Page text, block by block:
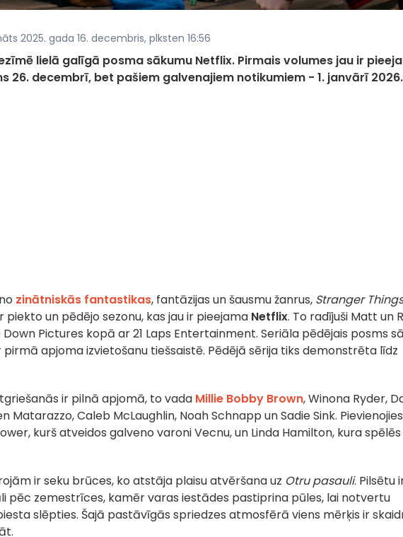
2025. gada 16. decembris, plksten 16:56
lielā galīgā posma sākumu Netflix. Pirmais volumes jau ir
26. decembrī, bet pašiem galvenajiem notikumiem - 1. janvārī 2026.
zinātniskās fantastikas, fantāzijas un šausmu žanrus, Stranger Things
piekto un pēdējo sezonu, kas jau ir pieejama Netflix. To radījuši Matt un
Pictures kopā ar 21 Laps Entertainment. Seriāla pēdējais posms
apjoma izvietošanu tiešsaistē. Pēdējā sērija tiks demonstrēta līdz
ir pilnā apjomā, to vada Millie Bobby Brown, Winona Ryder,
Matarazzo, Caleb McLaughlin, Noah Schnapp un Sadie Sink. Pievienojies
kurš atveidos galveno varoni Vecnu, un Linda Hamilton, kura
ir seku brūces, ko atstāja plaisu atvēršana uz Otru pasauli. Pilsētu
pēc zemestrīces, kamēr varas iestādes pastiprina pūles, lai notvertu
slēpties. Šajā pastāvīgās spriedzes atmosfērā viens mērķis ir